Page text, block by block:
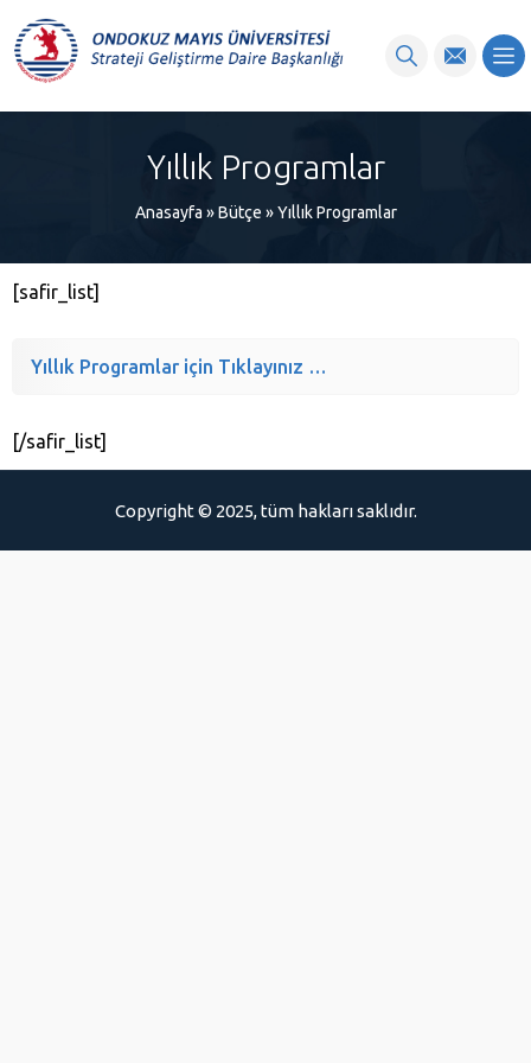
content
Yıllık Programlar
Anasayfa »Bütçe »Yıllık Programlar
[safir_list]
Yıllık Programlar için Tıklayınız …
[/safir_list]
Copyright © 2025, tüm hakları saklıdır.